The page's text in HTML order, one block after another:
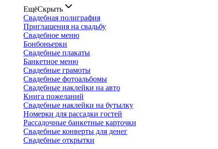
ЕщёСкрыть
Свадебная полиграфия
Приглашения на свадьбу
Свадебное меню
Бонбоньерки
Свадебные плакаты
Банкетное меню
Свадебные грамоты
Свадебные фотоальбомы
Свадебные наклейки на авто
Книга пожеланий
Свадебные наклейки на бутылку
Номерки для рассадки гостей
Рассадочные банкетные карточки
Свадебные конверты для денег
Свадебные открытки